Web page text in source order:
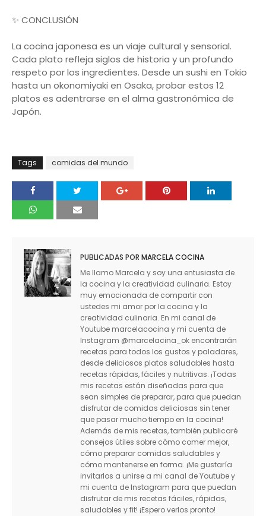
✨ CONCLUSIÓN
La cocina japonesa es un viaje cultural y sensorial.
Cada plato refleja siglos de historia y un profundo
respeto por los ingredientes. Desde un sushi en Tokio
hasta un okonomiyaki en Osaka, probar estos 12
platos es adentrarse en el alma gastronómica de
Japón.
Tags comidas del mundo
PUBLICADAS POR MARCELA COCINA
Me llamo Marcela y soy una entusiasta de
la cocina y la creatividad culinaria. Estoy
muy emocionada de compartir con
ustedes mi amor por la cocina y la
creatividad culinaria. En mi canal de
Youtube marcelacocina y mi cuenta de
Instagram @marcelacina_ok encontrarán
recetas para todos los gustos y paladares,
desde deliciosos platos saludables hasta
recetas rápidas, fáciles y nutritivas. ¡Todas
mis recetas están diseñadas para que
sean simples de preparar, para que puedan
disfrutar de comidas deliciosas sin tener
que pasar mucho tiempo en la cocina!
Además de mis recetas, también publicaré
consejos útiles sobre cómo comer mejor,
cómo preparar comidas saludables y
cómo mantenerse en forma. ¡Me gustaría
invitarlos a unirse a mi canal de Youtube y
mi cuenta de Instagram para que puedan
disfrutar de mis recetas fáciles, rápidas,
saludables y fit! ¡Espero verlos pronto!